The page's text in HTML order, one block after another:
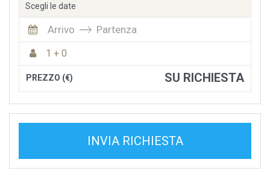
Scegli le date
Arrivo Partenza
1 + 0
PREZZO (€) SU RICHIESTA
INVIA RICHIESTA